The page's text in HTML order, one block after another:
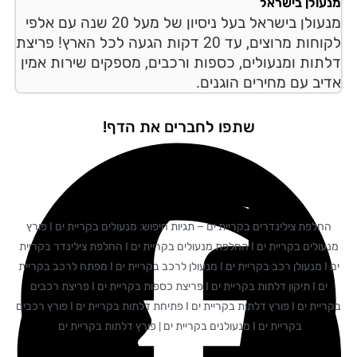
בישראל
מנעולן בישראל בעל ניסיון של מעל 20 שנה עם אלפי
לקוחות מרוצים, עד 20 דקות הגעה לכל הארץ! פריצת
ומנעולים, כספות ורכבים, מספקים שירות אמין
עם מחירים הוגנים.
שתפו לחברים את הדף!
החלפת צילינדרים בקריית ים – תגיות חיפוש: מנעולים בקריית ים I פורץ
מנעולים בקריית ים I החלפת מנעולים בקריית ים I החלפת צילינדר בקריית
ים I מנעולן רכב בקריית ים I מנעולן לרכב בקריית ים I מפתח לרכב בקריית
ים I תיקון דלתות בקריית ים I פריצת כספות בקריית ים I פריצת רכבים
בקריית ים I פורץ דלתות בקריית ים I פתיחת דלתות בקריית ים I פורץ רכבים
בקריית ים I מנעולנים בקריית ים | פורץ דלתות בקריית ים